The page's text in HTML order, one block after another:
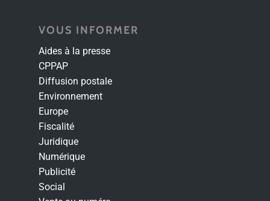
VOUS INFORMER
Aides à la presse
CPPAP
Diffusion postale
Environnement
Europe
Fiscalité
Juridique
Numérique
Publicité
Social